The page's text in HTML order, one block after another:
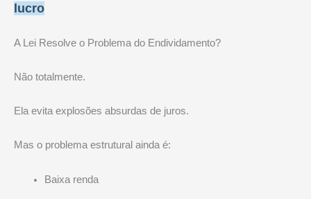
lucro
A Lei Resolve o Problema do Endividamento?
Não totalmente.
Ela evita explosões absurdas de juros.
Mas o problema estrutural ainda é:
Baixa renda